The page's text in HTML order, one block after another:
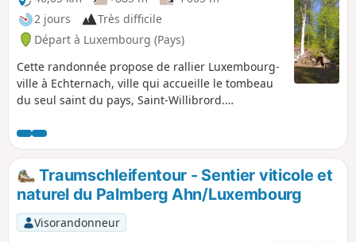
2 jours
Très difficile
Départ à Luxembourg (Pays)
Cette randonnée propose de rallier Luxembourg-
ville à Echternach, ville qui accueille le tombeau
du seul saint du pays, Saint-Willibrord.
procession dansante inscrite au patrimoine
culturel immatériel par l'Unesco en 2010 et qui a
lieu le mardi de Pentecôte. La marche à travers
bois et campagne permet de découvrir les
impressionnants grès du Luxembourg, lieux
envoûtants et mystérieux. On peut imaginer que
Willibrord a emprunté cette voie en son temps.
Traumschleifentour - Sentier viticole et
naturel du Palmberg Ahn/Luxembourg
Visorandonneur